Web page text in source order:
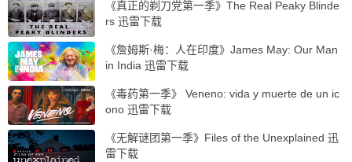
《真正的剃刀党第一季》The Real Peaky Blinde
rs 迅雷下载
《詹姆斯·梅：人在印度》James May: Our Man
in India 迅雷下载
《毒药第一季》 Veneno: vida y muerte de un ic
ono 迅雷下载
《无解谜团第一季》Files of the Unexplained 迅
雷下载